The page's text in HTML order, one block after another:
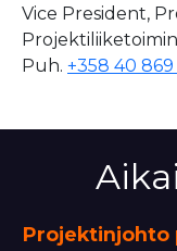
Vice President,
Puh. +358 40 869
Projektinjohto